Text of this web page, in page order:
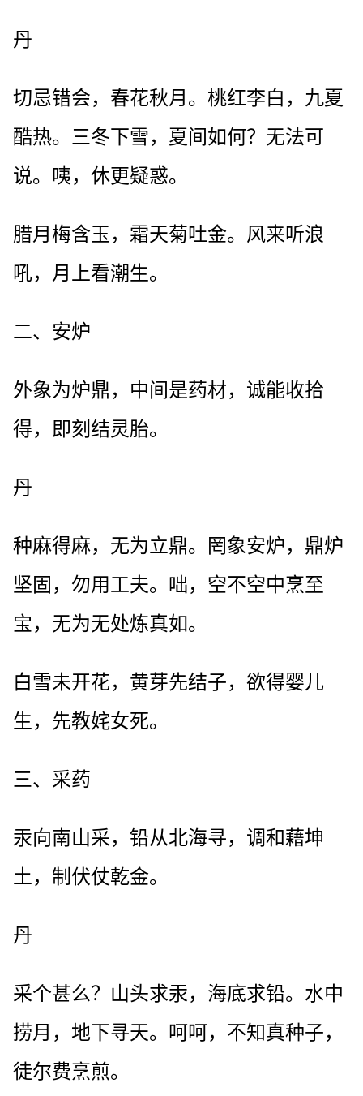
丹
切忌错会，春花秋月。桃红李白，九夏
酷热。三冬下雪，夏间如何？无法可
说。咦，休更疑惑。
腊月梅含玉，霜天菊吐金。风来听浪
吼，月上看潮生。
二、安炉
外象为炉鼎，中间是药材，诚能收拾
得，即刻结灵胎。
丹
种麻得麻，无为立鼎。罔象安炉，鼎炉
坚固，勿用工夫。咄，空不空中烹至
宝，无为无处炼真如。
白雪未开花，黄芽先结子，欲得婴儿
生，先教姹女死。
三、采药
汞向南山采，铅从北海寻，调和藉坤
土，制伏仗乾金。
丹
采个甚么？山头求汞，海底求铅。水中
捞月，地下寻天。呵呵，不知真种子，
徒尔费烹煎。